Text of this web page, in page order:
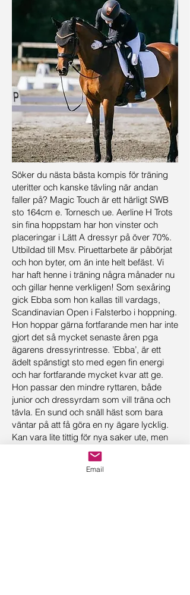
Söker du nästa bästa kompis för träning
uteritter och kanske tävling när andan
faller på? Magic Touch är ett härligt SWB
sto 164cm e. Tornesch ue. Aerline H Trots
sin fina hoppstam har hon vinster och
placeringar i Lätt A dressyr på över 70%.
Utbildad till Msv. Piruettarbete är påbörjat
och hon byter, om än inte helt befäst. Vi
har haft henne i träning några månader nu
och gillar henne verkligen! Som sexåring
gick Ebba som hon kallas till vardags,
Scandinavian Open i Falsterbo i hoppning.
Hon hoppar gärna fortfarande men har inte
gjort det så mycket senaste åren pga
ägarens dressyrintresse. ’Ebba’, är ett
ädelt spänstigt sto med egen fin energi
och har fortfarande mycket kvar att ge.
Hon passar den mindre ryttaren, både
junior och dressyrdam som vill träna och
tävla. En sund och snäll häst som bara
väntar på att få göra en ny ägare lycklig.
Kan vara lite tittig för nya saker ute, men
alltid snäll om man rider ut i sällskap.
Ägaren ska vara föräldraledig nu och
hinner inte ge henne all kärlek hon
Email